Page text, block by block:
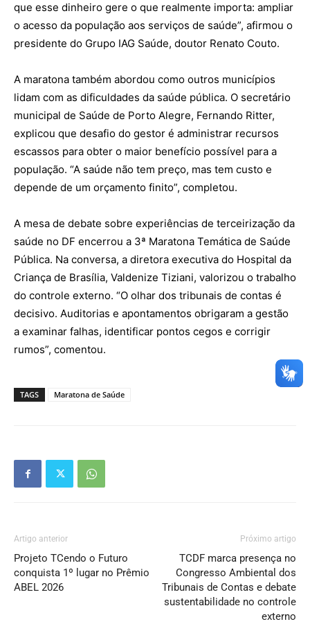
que esse dinheiro gere o que realmente importa: ampliar
o acesso da população aos serviços de saúde”, afirmou o
presidente do Grupo IAG Saúde, doutor Renato Couto.
A maratona também abordou como outros municípios
lidam com as dificuldades da saúde pública. O secretário
municipal de Saúde de Porto Alegre, Fernando Ritter,
explicou que desafio do gestor é administrar recursos
escassos para obter o maior benefício possível para a
população. “A saúde não tem preço, mas tem custo e
depende de um orçamento finito”, completou.
A mesa de debate sobre experiências de terceirização da
saúde no DF encerrou a 3ª Maratona Temática de Saúde
Pública. Na conversa, a diretora executiva do Hospital da
Criança de Brasília, Valdenize Tiziani, valorizou o trabalho
do controle externo. “O olhar dos tribunais de contas é
decisivo. Auditorias e apontamentos obrigaram a gestão
a examinar falhas, identificar pontos cegos e corrigir
rumos”, comentou.
TAGS Maratona de Saúde
Artigo anterior
Projeto TCendo o Futuro
conquista 1º lugar no Prêmio
ABEL 2026
Próximo artigo
TCDF marca presença no
Congresso Ambiental dos
Tribunais de Contas e debate
sustentabilidade no controle
externo